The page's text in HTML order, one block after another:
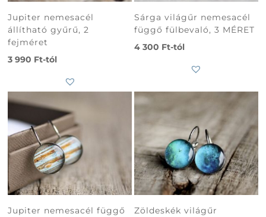
Jupiter nemesacél
állítható gyűrű, 2
fejméret
3 990 Ft-tól
Sárga világűr nemesacél
függő fülbevaló, 3 MÉRET
4 300 Ft-tól
Jupiter nemesacél függő
Zöldeskék világűr